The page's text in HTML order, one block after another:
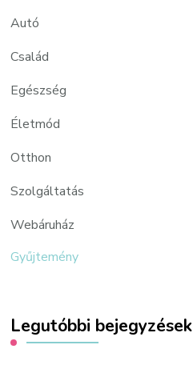
Autó
Család
Egészség
Életmód
Otthon
Szolgáltatás
Webáruház
Gyűjtemény
Legutóbbi bejegyzések